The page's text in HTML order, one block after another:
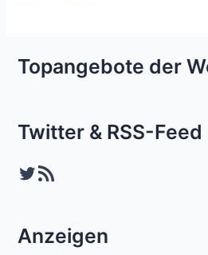
Topangebote der
Twitter & RSS-Feed
Twitter RSS-Feed
Anzeigen